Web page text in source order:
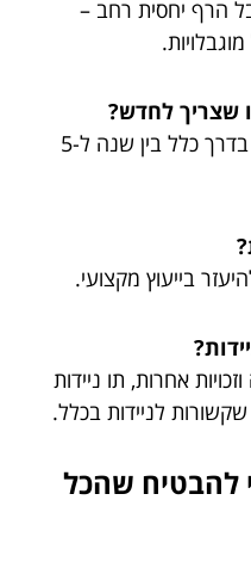
הרף יחסית רחב –
שצריך לחדש?
תו נכה ניתן לתקופה מוגדרת – בדרך כלל בין שנה ל-5
בייעוץ מקצועי.
אחרות, תו ניידות
שקשורות לניידות בכלל.
להבטיח שהכל